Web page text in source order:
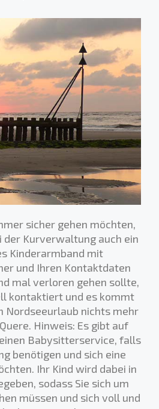
sicher gehen möchten,
der Kurverwaltung auch ein
Kinderarmband mit
und Ihren Kontaktdaten
mal verloren gehen sollte,
kontaktiert und es kommt
Nordseeurlaub nichts mehr
Hinweis: Es gibt auf
Babysitterservice, falls
benötigen und sich eine
Ihr Kind wird dabei in
sodass Sie sich um
müssen und sich voll und